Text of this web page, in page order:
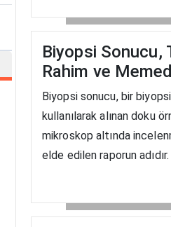
Biyopsi Sonucu,
Rahim ve
Biyopsi sonucu, bir
kullanılarak alınan doku
mikroskop altında
elde edilen raporun